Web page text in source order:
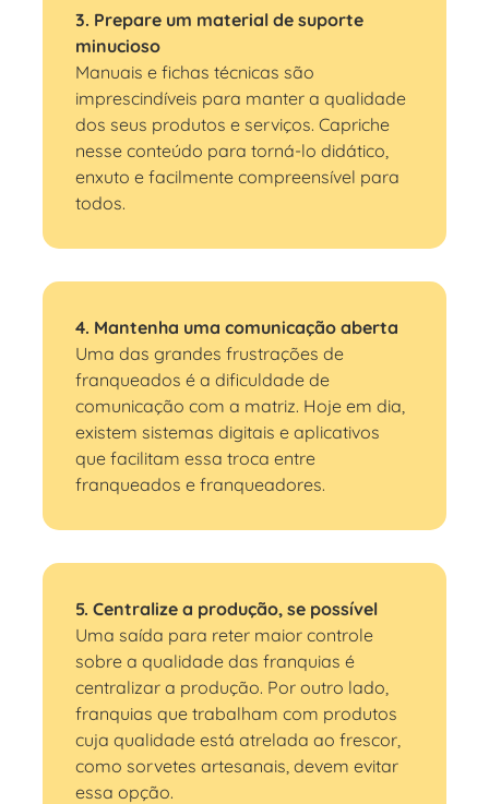
3. Prepare um material de suporte
minucioso
Manuais e fichas técnicas são
imprescindíveis para manter a qualidade
dos seus produtos e serviços. Capriche
nesse conteúdo para torná-lo didático,
enxuto e facilmente compreensível para
todos.
4. Mantenha uma comunicação aberta
Uma das grandes frustrações de
franqueados é a dificuldade de
comunicação com a matriz. Hoje em dia,
existem sistemas digitais e aplicativos
que facilitam essa troca entre
franqueados e franqueadores.
5. Centralize a produção, se possível
Uma saída para reter maior controle
sobre a qualidade das franquias é
centralizar a produção. Por outro lado,
franquias que trabalham com produtos
cuja qualidade está atrelada ao frescor,
como sorvetes artesanais, devem evitar
essa opção.